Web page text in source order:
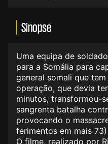
Sinopse
Uma equipa de
para a Somália para
general somali que
operação, que devia
minutos, transformou-
sangrenta batalha
provocando o
ferimentos em mais
O filme, realizado por